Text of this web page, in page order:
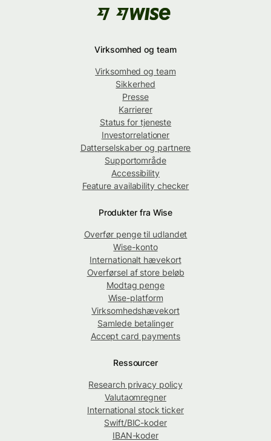
Virksomhed og team
Virksomhed og team
Sikkerhed
Presse
Karrierer
Status for tjeneste
Investorrelationer
Datterselskaber og partnere
Supportområde
Accessibility
Feature availability checker
Produkter fra Wise
Overfør penge til udlandet
Wise-konto
Internationalt hævekort
Overførsel af store beløb
Modtag penge
Wise-platform
Virksomhedshævekort
Samlede betalinger
Accept card payments
Ressourcer
Research privacy policy
Valutaomregner
International stock ticker
Swift/BIC-koder
IBAN-koder